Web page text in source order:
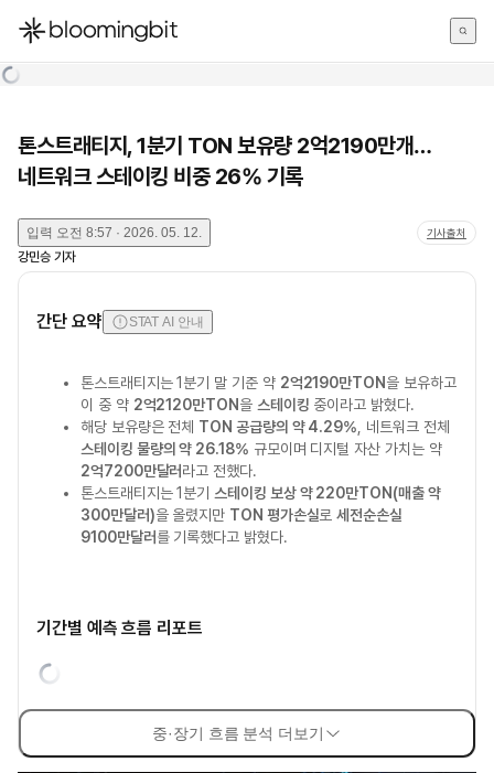
한국어
톤스트래티지, 1분기 TON 보유량 2억2190만개…
네트워크 스테이킹 비중 26% 기록
입력 오전 8:57 · 2026. 05. 12. 기사출처
강민승 기자
간단 요약 STAT AI 안내
톤스트래티지는 1분기 말 기준 약 2억2190만TON을 보유하고
이 중 약 2억2120만TON을 스테이킹 중이라고 밝혔다.
해당 보유량은 전체 TON 공급량의 약 4.29% , 네트워크 전체
스테이킹 물량의 약 26.18% 규모이며 디지털 자산 가치는 약
2억7200만달러라고 전했다.
톤스트래티지는 1분기 스테이킹 보상 약 220만TON(매출 약
300만달러)을 올렸지만 TON 평가손실로세전순손실
9100만달러를 기록했다고 밝혔다.
기간별 예측 흐름 리포트
중·장기 흐름 분석 더보기